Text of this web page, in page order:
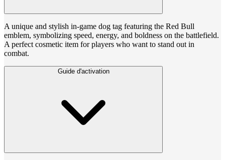
A unique and stylish in-game dog tag featuring the Red Bull
emblem, symbolizing speed, energy, and boldness on the battlefield.
A perfect cosmetic item for players who want to stand out in
combat.
Guide d'activation